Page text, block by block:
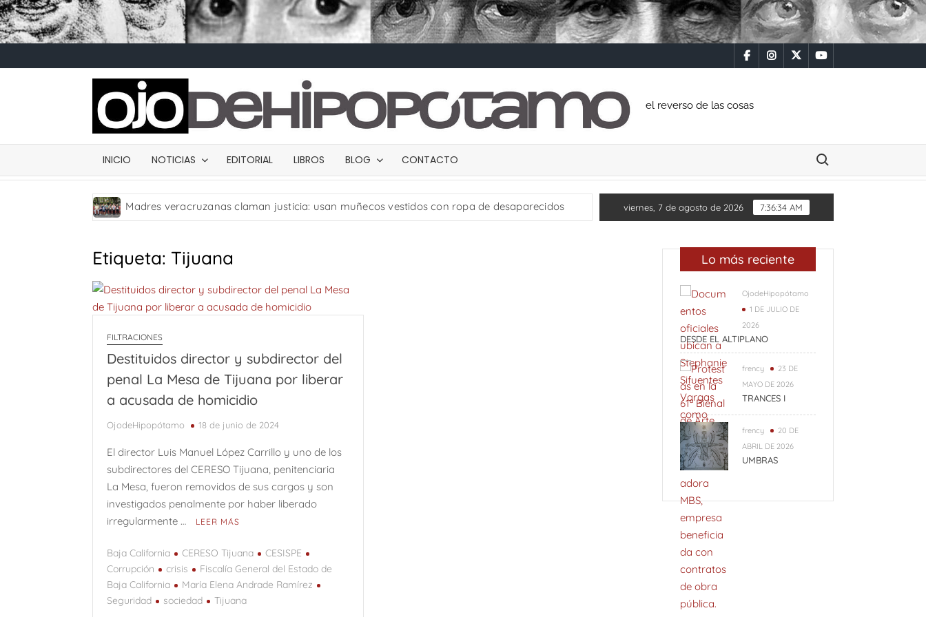
facebookinstagram
x youtube
el reverso de las cosas
INICIO NOTICIAS EDITORIAL LIBROS BLOG CONTACTO Buscar:
Madres veracruzanas claman justicia: usan muñecos vestidos con ropa de desaparecidos
Diputada Daylín García adquiere inmueble con casi un millón de pesos en efectivo
Comentarios sobre el arte de Elías Henoc Permut y el contexto cubano
WILFREDO PRIETO Y EL ROBO A MANO ARMADA
Kevin Beovides Casas y el código binario de las trasmutaciones
Una “carga al machete” por Félix González-Torres y el arte cubano conceptual
viernes, 7 de agosto de 2026 7:36:35 AM
Etiqueta: Tijuana
FILTRACIONES
Destituidos director y subdirector del
penal La Mesa de Tijuana por liberar
a acusada de homicidio
OjodeHipopótamo 18 de junio de 2024
El director Luis Manuel López Carrillo y uno de los
subdirectores del CERESO Tijuana, penitenciaria
La Mesa, fueron removidos de sus cargos y son
investigados penalmente por haber liberado
irregularmente …
LEER MÁS
Baja California CERESO Tijuana
CESISPE
Corrupción
crisis
Fiscalía General del Estado de
Baja California
María Elena Andrade Ramírez
Seguridad
sociedad Tijuana
Lo más reciente
OjodeHipopótamo
1 DE JULIO DE
2026
DESDE EL ALTIPLANO
frency
23 DE
MAYO DE 2026
TRANCES I
frency
20 DE
ABRIL DE 2026
UMBRAS